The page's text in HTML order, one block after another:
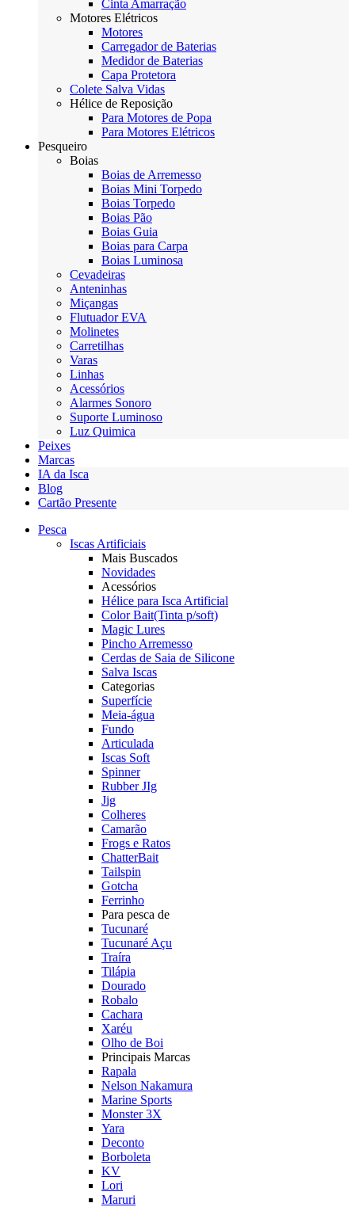
Cinta Amarração
Motores Elétricos
Motores
Carregador de Baterias
Medidor de Baterias
Capa Protetora
Colete Salva Vidas
Hélice de Reposição
Para Motores de Popa
Para Motores Elétricos
Pesqueiro
Boias
Boias de Arremesso
Boias Mini Torpedo
Boias Torpedo
Boias Pão
Boias Guia
Boias para Carpa
Boias Luminosa
Cevadeiras
Anteninhas
Miçangas
Flutuador EVA
Molinetes
Carretilhas
Varas
Linhas
Acessórios
Alarmes Sonoro
Suporte Luminoso
Luz Quimica
Peixes
Marcas
IA da Isca
Blog
Cartão Presente
Pesca
Iscas Artificiais
Mais Buscados
Novidades
Acessórios
Hélice para Isca Artificial
Color Bait(Tinta p/soft)
Magic Lures
Pincho Arremesso
Cerdas de Saia de Silicone
Salva Iscas
Categorias
Superfície
Meia-água
Fundo
Articulada
Iscas Soft
Spinner
Rubber JIg
Jig
Colheres
Camarão
Frogs e Ratos
ChatterBait
Tailspin
Gotcha
Ferrinho
Para pesca de
Tucunaré
Tucunaré Açu
Traíra
Tilápia
Dourado
Robalo
Cachara
Xaréu
Olho de Boi
Principais Marcas
Rapala
Nelson Nakamura
Marine Sports
Monster 3X
Yara
Deconto
Borboleta
KV
Lori
Maruri